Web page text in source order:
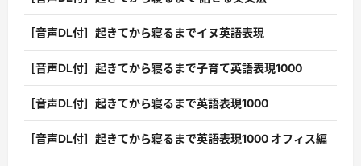
［音声DL付］起きてから寝るまでイヌ英語表現
［音声DL付］起きてから寝るまで子育て英語表現1000
［音声DL付］起きてから寝るまで英語表現1000
［音声DL付］起きてから寝るまで英語表現1000 オフィス編